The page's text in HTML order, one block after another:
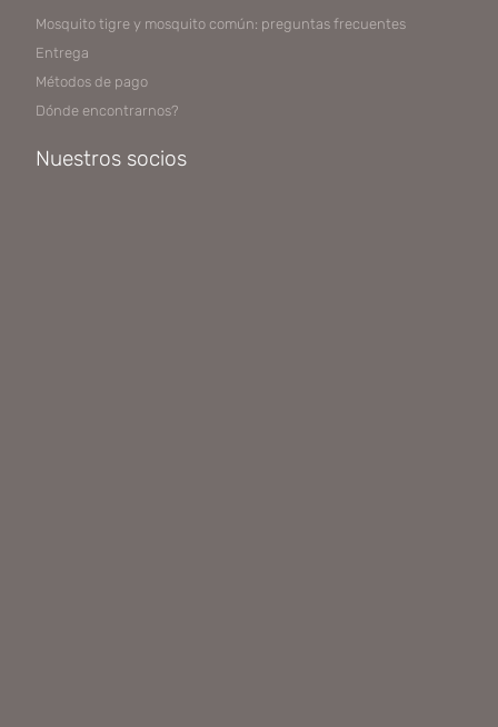
Mosquito tigre y mosquito común: preguntas frecuentes
Entrega
Métodos de pago
Dónde encontrarnos?
Nuestros socios